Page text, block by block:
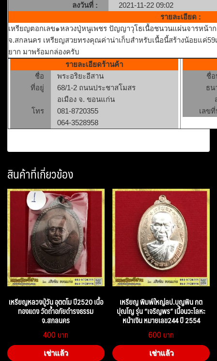
ลงวันที่ :
2021-11-22 09:02
รายละเอียด :
เหรียญตอกเลข๑หลวงปู่หนูเพชร ปัญญาวุโธเนื้อชนวนแผ่นจารหน้า
จ.สกลนคร เหรียญสวยทรงคุณค่าน่าเก็บสำหรับเนื้อนี้สร้างน้อยแค่
ยาก มาพร้อมกล่องครับ
รายละเอียดร้านค้า
ชื่อ
พระอริยะอีสาน
ที่อยู่
68/1-2 ถนนประชาสโมสร
อเมือง จ. ขอนแก่น
โทร
081-8720355
064-3528958
ชื่
ธน
เลข
สินค้าที่เกี่ยวข้อง
เหรียญหลวงปู่วัน อุตตโม ปี2520 เนื้อ
ทองแดง วัดถ้ำอภัยดำรงธรรม
จ.สกลนคร
400
เช่าแล้ว
เหรียญ พิมพ์ใหญ่ลป.บุญพิน กต
ปุณโญ รุ่น “เจริญพร” เนื้อนวะโลหะ
หน้าเงิน หมายเลข244 ปี 2554
600
เช่าแล้ว